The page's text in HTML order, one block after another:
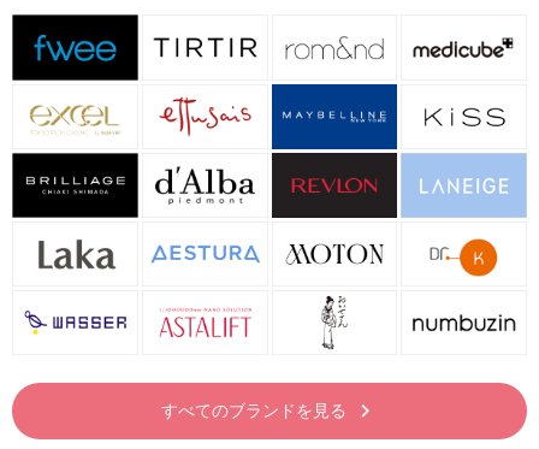
すべてのブランドを見る keyboard_arrow_right